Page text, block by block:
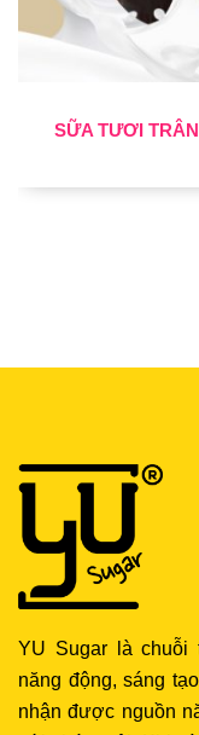
SỮA TƯƠI
YU Sugar là chuỗi
năng động, sáng
nhận được nguồn